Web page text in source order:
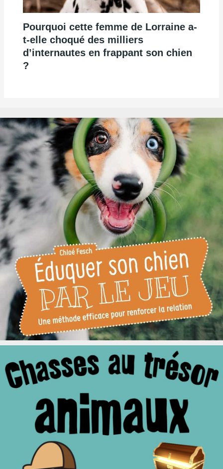
Pourquoi cette femme de Lorraine a-
t-elle choqué des milliers
d’internautes en frappant son chien
?